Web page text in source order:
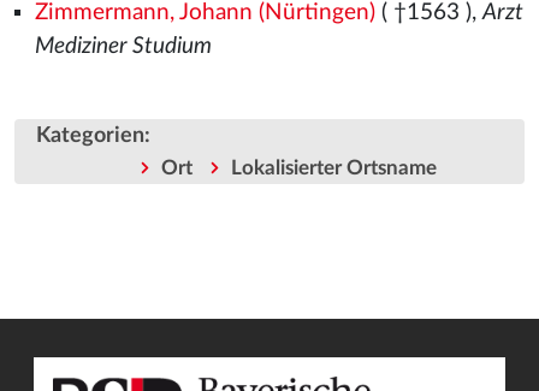
Zimmermann, Johann (Nürtingen)( †1563 ),Arzt
Mediziner Studium
Kategorien:
Ort Lokalisierter Ortsname